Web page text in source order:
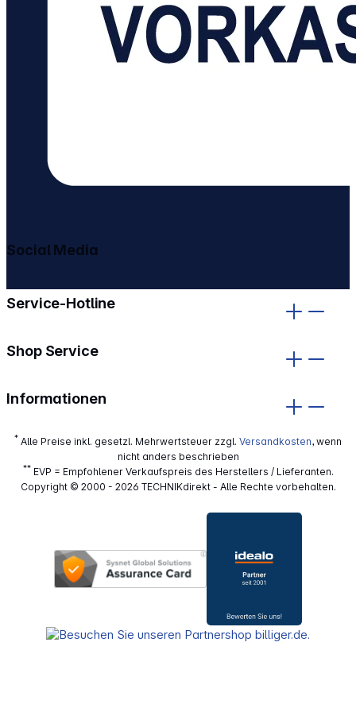
Service-Hotline
Shop Service
Informationen
Social Media
* Alle Preise inkl. gesetzl. Mehrwertsteuer zzgl. Versandkosten, wenn
nicht anders beschrieben
**EVP = Empfohlener Verkaufspreis des Herstellers / Lieferanten.
Copyright © 2000 - 2026 TECHNIKdirekt - Alle Rechte vorbehalten.